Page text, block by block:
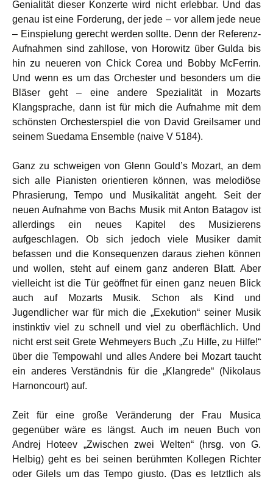
Genialität dieser Konzerte wird nicht erlebbar. Und das
genau ist eine Forderung, der jede – vor allem jede neue
– Einspielung gerecht werden sollte. Denn der Referenz-
Aufnahmen sind zahllose, von Horowitz über Gulda bis
hin zu neueren von Chick Corea und Bobby McFerrin.
Und wenn es um das Orchester und besonders um die
Bläser geht – eine andere Spezialität in Mozarts
Klangsprache, dann ist für mich die Aufnahme mit dem
schönsten Orchesterspiel die von David Greilsamer und
seinem Suedama Ensemble (naive V 5184).
Ganz zu schweigen von Glenn Gould’s Mozart, an dem
sich alle Pianisten orientieren können, was melodiöse
Phrasierung, Tempo und Musikalität angeht. Seit der
neuen Aufnahme von Bachs Musik mit Anton Batagov ist
allerdings ein neues Kapitel des Musizierens
aufgeschlagen. Ob sich jedoch viele Musiker damit
befassen und die Konsequenzen daraus ziehen können
und wollen, steht auf einem ganz anderen Blatt. Aber
vielleicht ist die Tür geöffnet für einen ganz neuen Blick
auch auf Mozarts Musik. Schon als Kind und
Jugendlicher war für mich die „Exekution“ seiner Musik
instinktiv viel zu schnell und viel zu oberflächlich. Und
nicht erst seit Grete Wehmeyers Buch „Zu Hilfe, zu Hilfe!“
über die Tempowahl und alles Andere bei Mozart taucht
ein anderes Verständnis für die „Klangrede“ (Nikolaus
Harnoncourt) auf.
Zeit für eine große Veränderung der Frau Musica
gegenüber wäre es längst. Auch im neuen Buch von
Andrej Hoteev „Zwischen zwei Welten“ (hrsg. von G.
Helbig) geht es bei seinen berühmten Kollegen Richter
oder Gilels um das Tempo giusto. (Das es letztlich als